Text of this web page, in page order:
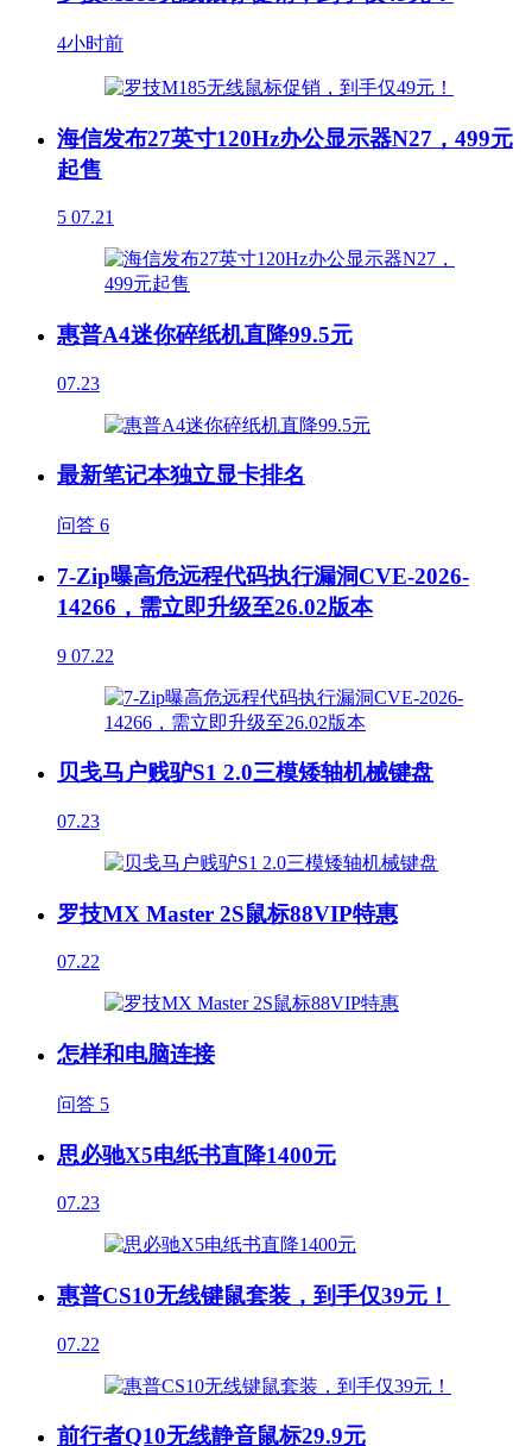
4小时前
海信发布27英寸120Hz办公显示器N27，499元
起售
5 07.21
惠普A4迷你碎纸机直降99.5元
07.23
最新笔记本独立显卡排名
问答 6
7-Zip曝高危远程代码执行漏洞CVE-2026-
14266，需立即升级至26.02版本
9 07.22
贝戋马户贱驴S1 2.0三模矮轴机械键盘
07.23
罗技MX Master 2S鼠标88VIP特惠
07.22
怎样和电脑连接
问答 5
思必驰X5电纸书直降1400元
07.23
惠普CS10无线键鼠套装，到手仅39元！
07.22
前行者Q10无线静音鼠标29.9元